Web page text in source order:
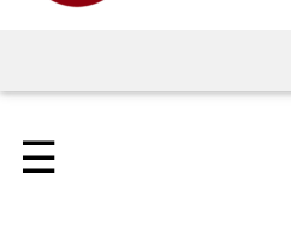
☰